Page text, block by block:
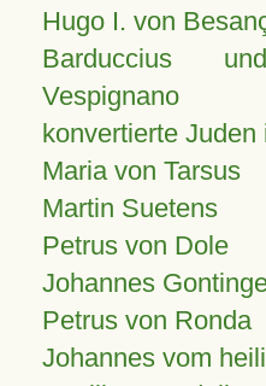
Hugo I. von
Barduccius
Vespignano
konvertierte Juden
Maria von Tarsus
Martin Suetens
Petrus von Dole
Johannes
Petrus von Ronda
Johannes vom